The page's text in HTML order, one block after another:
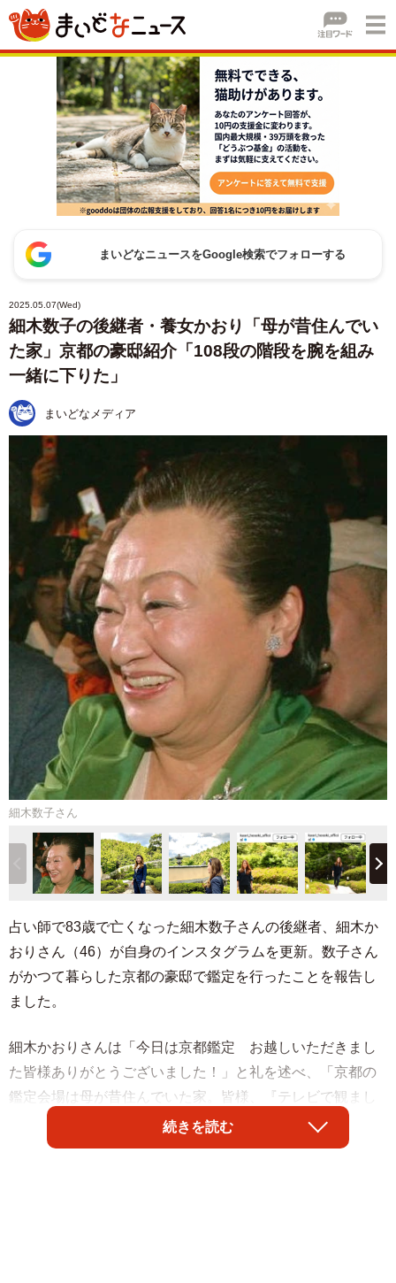
まいどなニュースをGoogle検索でフォローする
2025.05.07(Wed)
細木数子の後継者・養女かおり「母が昔住んでい
た家」京都の豪邸紹介「108段の階段を腕を組み
一緒に下りた」
まいどなメディア
細木数子さん
占い師で83歳で亡くなった細木数子さんの後継者、細木か
おりさん（46）が自身のインスタグラムを更新。数子さん
がかつて暮らした京都の豪邸で鑑定を行ったことを報告し
ました。
細木かおりさんは「今日は京都鑑定 お越しいただきまし
た皆様ありがとうございました！」と礼を述べ、「京都の
鑑定会場は母が昔住んでいた家。皆様、『テレビで観まし
た！』『素敵な場所ですね！』と喜んでくださいます」と
きれいに刈りそろえた庭木が広がる和風の庭を紹介しまし
続きを読む